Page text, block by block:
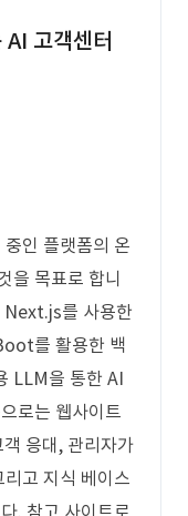
AI 고객센터
인 플랫폼의 온
을 목표로 합니
Next.js를 사용한
를 활용한 백
LLM을 통한 AI
로는 웹사이트
응대, 관리자가
고 지식 베이스
. 참고 사이트로